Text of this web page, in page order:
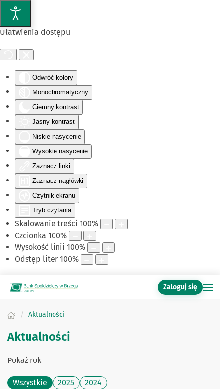
Ułatwienia dostępu
Odwróć kolory
Monochromatyczny
Ciemny kontrast
Jasny kontrast
Niskie nasycenie
Wysokie nasycenie
Zaznacz linki
Zaznacz nagłówki
Czytnik ekranu
Tryb czytania
Skalowanie treści 100%
Czcionka 100%
Wysokość linii 100%
Odstęp liter 100%
Przejdź do głównej treści
Zaloguj się
Aktualności
Aktualności
Pokaż rok
Wszystkie 2025 2024